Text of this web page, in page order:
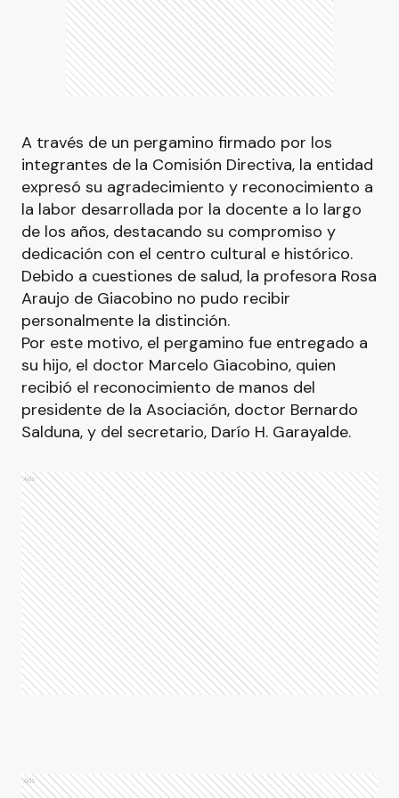
A través de un pergamino firmado por los
integrantes de la Comisión Directiva, la entidad
expresó su agradecimiento y reconocimiento a
la labor desarrollada por la docente a lo largo
de los años, destacando su compromiso y
dedicación con el centro cultural e histórico.
Debido a cuestiones de salud, la profesora Rosa
Araujo de Giacobino no pudo recibir
personalmente la distinción.
Por este motivo, el pergamino fue entregado a
su hijo, el doctor Marcelo Giacobino, quien
recibió el reconocimiento de manos del
presidente de la Asociación, doctor Bernardo
Salduna, y del secretario, Darío H. Garayalde.
Ads
Ads